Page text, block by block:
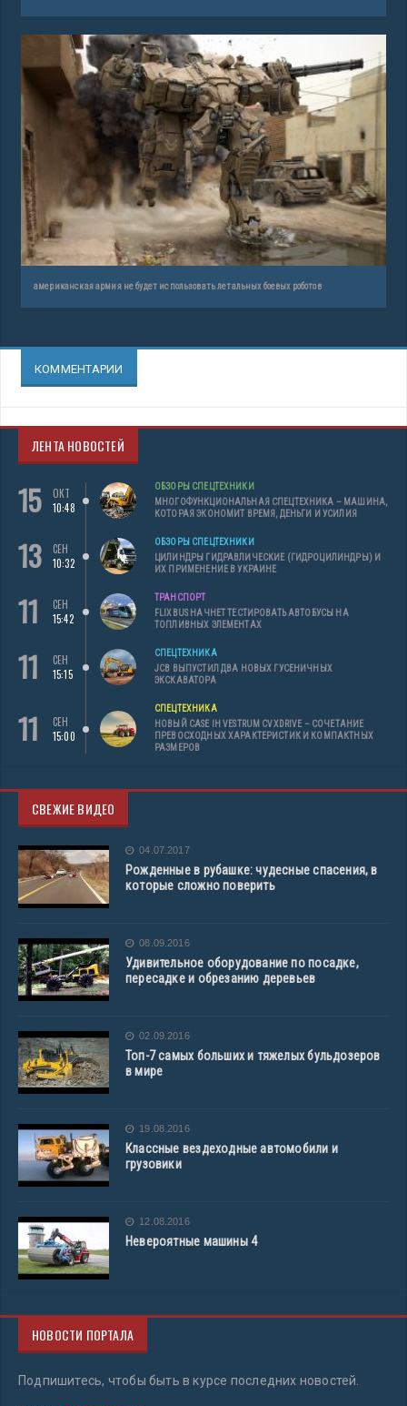
американская армия не будет использовать летальных боевых роботов
КОММЕНТАРИИ
ЛЕНТА НОВОСТЕЙ
15
ОКТ
10:48
ОБЗОРЫ СПЕЦТЕХНИКИ
МНОГОФУНКЦИОНАЛЬНАЯ СПЕЦТЕХНИКА – МАШИНА,
КОТОРАЯ ЭКОНОМИТ ВРЕМЯ, ДЕНЬГИ И УСИЛИЯ
13
СЕН
10:32
ОБЗОРЫ СПЕЦТЕХНИКИ
ЦИЛИНДРЫ ГИДРАВЛИЧЕСКИЕ (ГИДРОЦИЛИНДРЫ) И
ИХ ПРИМЕНЕНИЕ В УКРАИНЕ
11
СЕН
15:42
ТРАНСПОРТ
FLIXBUS НАЧНЕТ ТЕСТИРОВАТЬ АВТОБУСЫ НА
ТОПЛИВНЫХ ЭЛЕМЕНТАХ
11
СЕН
15:15
СПЕЦТЕХНИКА
JCB ВЫПУСТИЛ ДВА НОВЫХ ГУСЕНИЧНЫХ
ЭКСКАВАТОРА
11
СЕН
15:00
СПЕЦТЕХНИКА
НОВЫЙ CASE IH VESTRUM CVXDRIVE – СОЧЕТАНИЕ
ПРЕВОСХОДНЫХ ХАРАКТЕРИСТИК И КОМПАКТНЫХ
РАЗМЕРОВ
СВЕЖИЕ ВИДЕО
04.07.2017
Рожденные в рубашке: чудесные спасения, в
которые сложно поверить
08.09.2016
Удивительное оборудование по посадке,
пересадке и обрезанию деревьев
02.09.2016
Топ-7 самых больших и тяжелых бульдозеров
в мире
19.08.2016
Классные вездеходные автомобили и
грузовики
12.08.2016
Невероятные машины 4
НОВОСТИ ПОРТАЛА
Подпишитесь, чтобы быть в курсе последних новостей.